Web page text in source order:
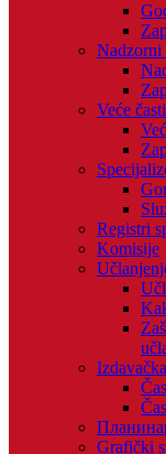
Nadzorni
Veće časti
Registri
Komisije
Grafički